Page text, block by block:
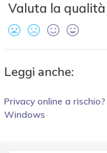
Valuta la
Leggi anche:
Privacy online a
Windows